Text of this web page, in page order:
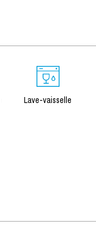
Lave-vaisselle